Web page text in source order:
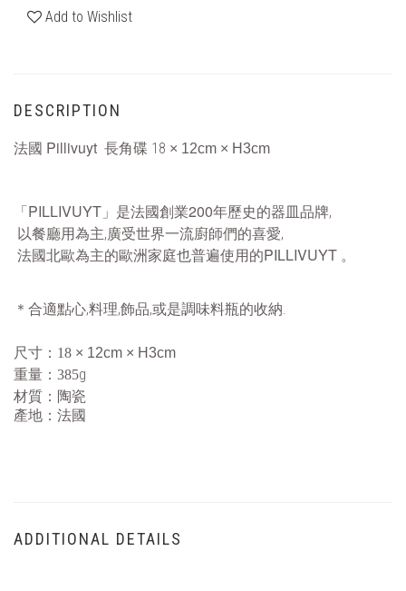
Add to Wishlist
DESCRIPTION
法國 Pillivuyt 長角碟 18 × 12cm × H3cm
「PILLIVUYT 」是法國創業200年歷史的器皿品牌,
以餐廳用為主,廣受世界一流廚師們的喜愛,
法國北歐為主的歐洲家庭也普遍使用的PILLIVUYT 。
＊合適點心,料理,飾品,或是調味料瓶的收納.
尺寸：18 × 12cm × H3cm
重量：385g
材質：陶瓷
產地：法國
ADDITIONAL DETAILS